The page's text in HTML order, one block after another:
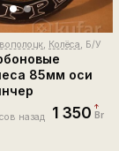
, Колёса, Б/У
85мм оси
назад 1 350 Br